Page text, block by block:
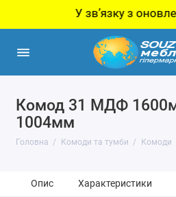
У звʼязку з оновленням
Комод 31 МДФ
1004мм
Головна Комоди та тумби Комоди
Опис Характеристики